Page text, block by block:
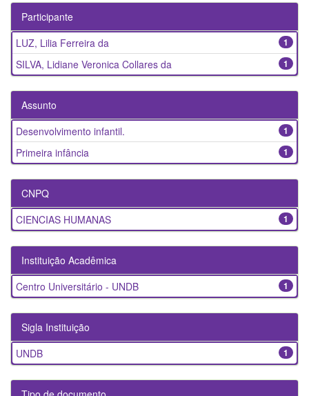
Participante
1
LUZ, Lilia Ferreira da
1
SILVA, Lidiane Veronica Collares da
Assunto
1
Desenvolvimento infantil.
1
Primeira infância
CNPQ
1
CIENCIAS HUMANAS
Instituição Acadêmica
1
Centro Universitário - UNDB
Sigla Instituição
1
UNDB